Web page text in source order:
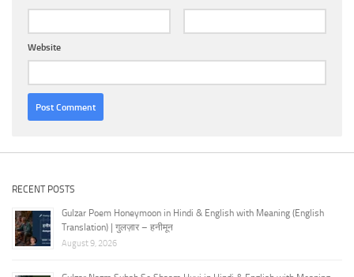
Website
RECENT POSTS
Gulzar Poem Honeymoon in Hindi & English with Meaning (English
Translation) | गुलज़ार – हनीमून
August 9, 2026